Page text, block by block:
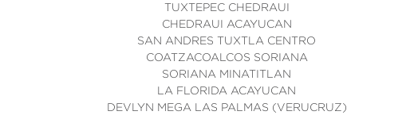
TUXTEPEC CHEDRAUI
CHEDRAUI ACAYUCAN
SAN ANDRES TUXTLA CENTRO
COATZACOALCOS SORIANA
SORIANA MINATITLAN
LA FLORIDA ACAYUCAN
DEVLYN MEGA LAS PALMAS (VERUCRUZ)